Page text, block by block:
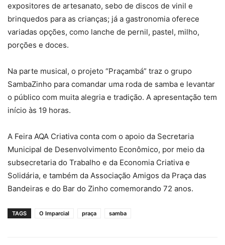
expositores de artesanato, sebo de discos de vinil e
brinquedos para as crianças; já a gastronomia oferece
variadas opções, como lanche de pernil, pastel, milho,
porções e doces.
Na parte musical, o projeto “Praçambá” traz o grupo
SambaZinho para comandar uma roda de samba e levantar
o público com muita alegria e tradição. A apresentação tem
início às 19 horas.
A Feira AQA Criativa conta com o apoio da Secretaria
Municipal de Desenvolvimento Econômico, por meio da
subsecretaria do Trabalho e da Economia Criativa e
Solidária, e também da Associação Amigos da Praça das
Bandeiras e do Bar do Zinho comemorando 72 anos.
TAGS O Imparcial praça samba